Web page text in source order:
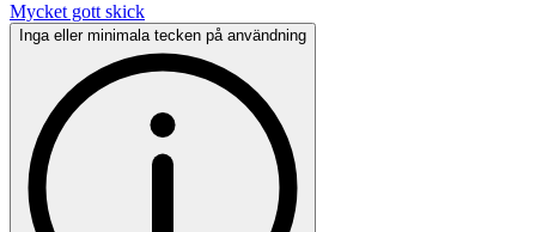
Mycket gott skick
Inga eller minimala tecken på användning